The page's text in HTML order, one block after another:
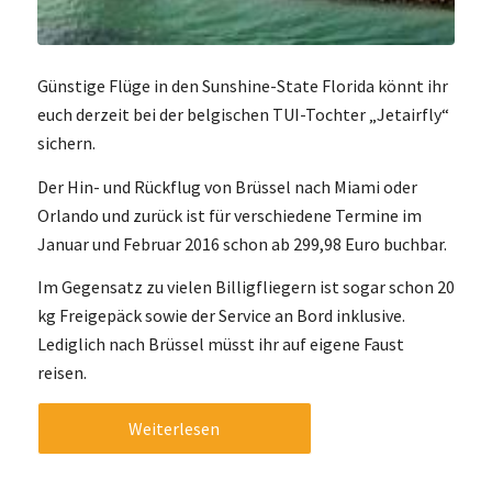
Günstige Flüge in den Sunshine-State Florida könnt ihr
euch derzeit bei der belgischen TUI-Tochter „Jetairfly“
sichern.
Der Hin- und Rückflug von Brüssel nach Miami oder
Orlando und zurück ist für verschiedene Termine im
Januar und Februar 2016 schon ab 299,98 Euro buchbar.
Im Gegensatz zu vielen Billigfliegern ist sogar schon 20
kg Freigepäck sowie der Service an Bord inklusive.
Lediglich nach Brüssel müsst ihr auf eigene Faust
reisen.
Weiterlesen